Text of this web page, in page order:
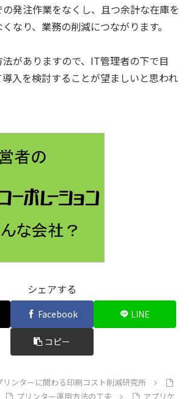
発注作業をなくし、且つ余計な在庫を
なり、業務の削減につながります。
がありますので、IT管理者の下で目
入を検討することが望ましいと思われ
シェアする
Facebook LINE
コピー
リンターに関わる印刷コスト削減研究所
プリンター運用方法の工夫 アプリケ